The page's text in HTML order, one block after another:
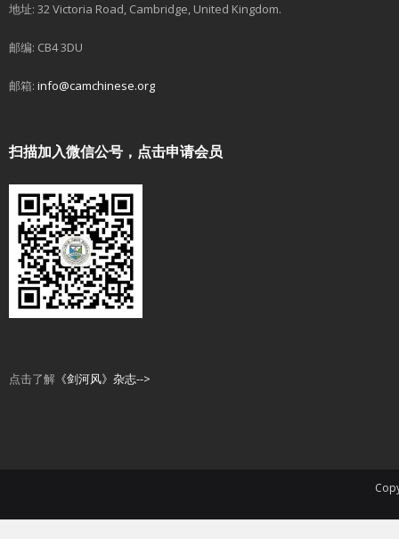
地址: 32 Victoria Road, Cambridge, United Kingdom.
邮编: CB4 3DU
邮箱: info@camchinese.org
扫描加入微信公号，点击申请会员
点击了解 《剑河风》杂志-->